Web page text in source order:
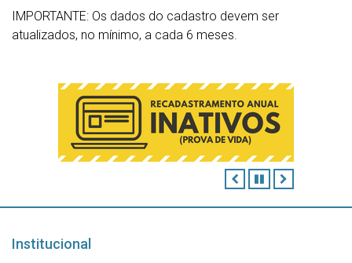
IMPORTANTE: Os dados do cadastro devem ser
atualizados, no mínimo, a cada 6 meses.
ANTERIOR
PAUSAR
Institucional